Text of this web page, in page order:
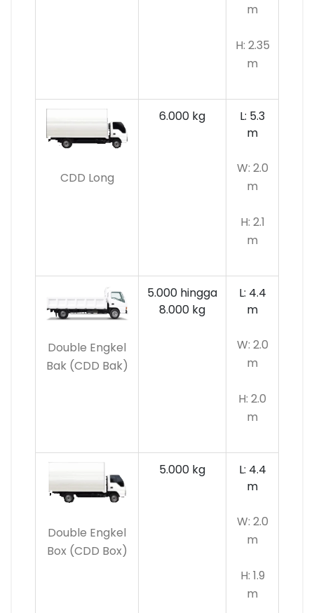
m
H: 2.35
m
CDD Long
6.000 kg
L: 5.3
m
W: 2.0
m
H: 2.1
m
Double Engkel
Bak (CDD Bak)
5.000 hingga
8.000 kg
L: 4.4
m
W: 2.0
m
H: 2.0
m
Double Engkel
Box (CDD Box)
5.000 kg
L: 4.4
m
W: 2.0
m
H: 1.9
m